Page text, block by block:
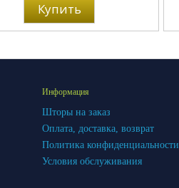
Купить
Информация
Шторы на заказ
Оплата, доставка, возврат
Политика конфиденциальности
Условия обслуживания